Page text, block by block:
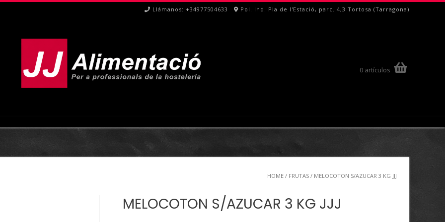
Llámanos: +34977504633 Pol. Ind. Pla de l'Estació, parc. 4,3 Tortosa (Tarragona)
0 artículos
HOME / FRUTAS / MELOCOTON S/AZUCAR 3 KG JJJ
MELOCOTON S/AZUCAR 3 KG JJJ